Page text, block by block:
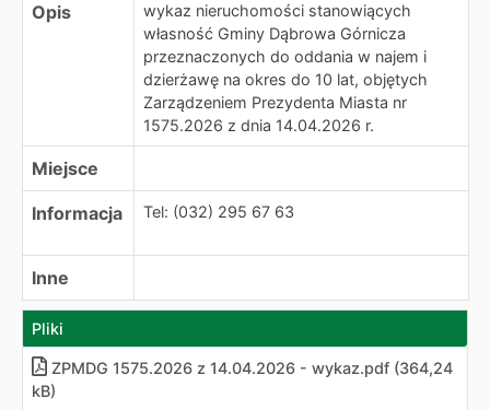
Opis
wykaz nieruchomości stanowiących
własność Gminy Dąbrowa Górnicza
przeznaczonych do oddania w najem i
dzierżawę na okres do 10 lat, objętych
Zarządzeniem Prezydenta Miasta nr
1575.2026 z dnia 14.04.2026 r.
Miejsce
Informacja Tel: (032) 295 67 63
Inne
Pliki
ZPMDG 1575.2026 z 14.04.2026 - wykaz.pdf (364,24
kB)